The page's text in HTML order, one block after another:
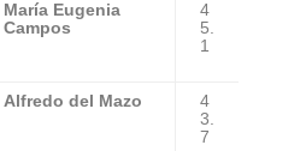
María Eugenia
Campos
4
5.
1
Alfredo del Mazo
4
3.
7